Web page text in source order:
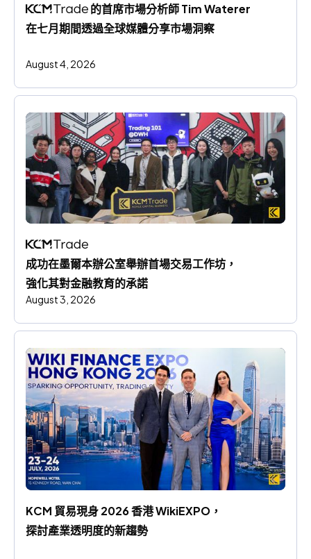
的首席市場分析師 Tim Waterer
在七月期間透過全球媒體分享市場洞察
August 4, 2026
成功在墨爾本辦公室舉辦首場交易工作坊，
強化其對金融教育的承諾
August 3, 2026
KCM 貿易現身 2026 香港 WikiEXPO，
探討產業透明度的新趨勢